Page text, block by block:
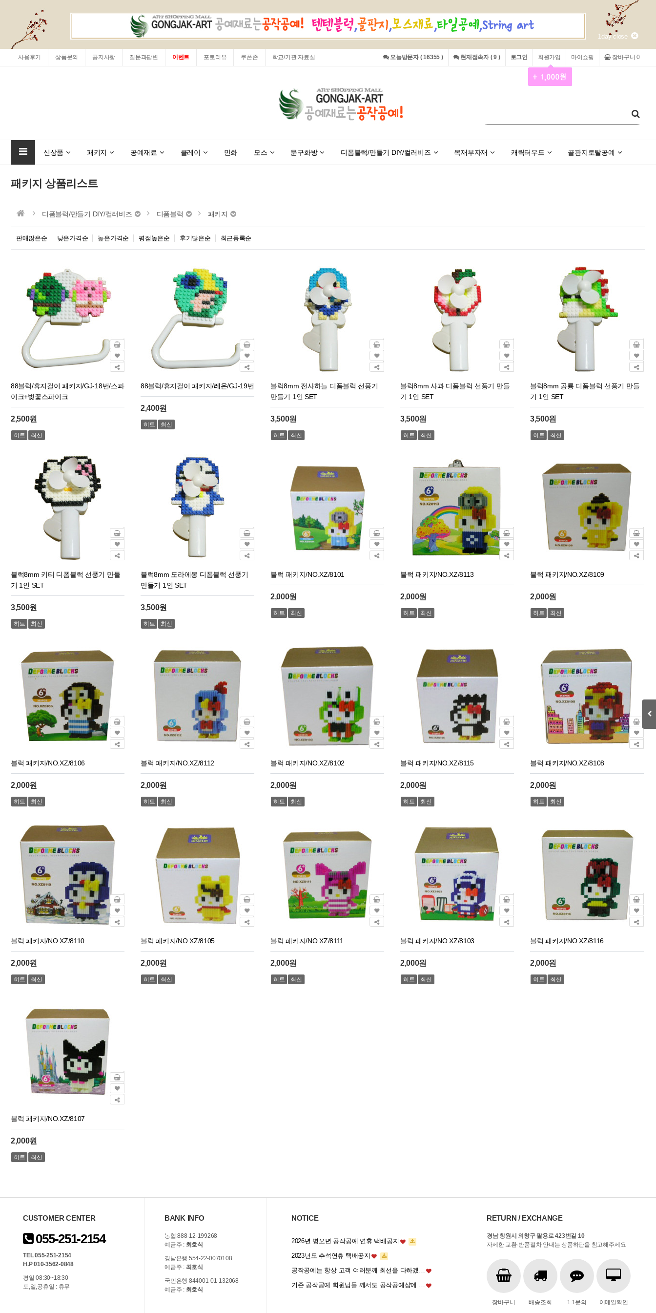
1day close
사용후기 상품문의 공지사항 질문과답변 이벤트 포토리뷰 쿠폰존 학교/기관 자료실 장바구니 0
마이쇼핑
회원가입
로그인
현재접속자 ( 9 )
오늘방문자 ( 16355 )
신상품 패키지 공예재료 클레이 민화 모스 문구화방 디폼블럭/만들기 DIY/컬러비즈 목재부자재 캐릭터우드 골판지토탈공예
패키지 상품리스트
디폼블럭/만들기 DIY/컬러비즈 디폼블럭 패키지
판매많은순 낮은가격순 높은가격순 평점높은순 후기많은순 최근등록순
88블럭/휴지걸이 패키지/GJ-18번/스파
이크+벚꽃스파이크
2,500원
히트 최신
88블럭/휴지걸이 패키지/레온/GJ-19번
2,400원
히트 최신
블럭8mm 전사하늘 디폼블럭 선풍기
만들기 1인 SET
3,500원
히트 최신
블럭8mm 사과 디폼블럭 선풍기 만들
기 1인 SET
3,500원
히트 최신
블럭8mm 공룡 디폼블럭 선풍기 만들
기 1인 SET
3,500원
히트 최신
블럭8mm 키티 디폼블럭 선풍기 만들
기 1인 SET
3,500원
히트 최신
블럭8mm 도라에몽 디폼블럭 선풍기
만들기 1인 SET
3,500원
히트 최신
블럭 패키지/NO.XZ/8101
2,000원
히트 최신
블럭 패키지/NO.XZ/8113
2,000원
히트 최신
블럭 패키지/NO.XZ/8109
2,000원
히트 최신
블럭 패키지/NO.XZ/8106
2,000원
히트 최신
블럭 패키지/NO.XZ/8112
2,000원
히트 최신
블럭 패키지/NO.XZ/8102
2,000원
히트 최신
블럭 패키지/NO.XZ/8115
2,000원
히트 최신
블럭 패키지/NO.XZ/8108
2,000원
히트 최신
블럭 패키지/NO.XZ/8110
2,000원
히트 최신
블럭 패키지/NO.XZ/8105
2,000원
히트 최신
블럭 패키지/NO.XZ/8111
2,000원
히트 최신
블럭 패키지/NO.XZ/8103
2,000원
히트 최신
블럭 패키지/NO.XZ/8116
2,000원
히트 최신
블럭 패키지/NO.XZ/8107
2,000원
히트 최신
CUSTOMER CENTER
055-251-2154
TEL 055-251-2154
H.P 010-3562-0848
평일 08:30~18:30
토,일,공휴일 : 휴무
BANK INFO
농협:888-12-199268
예금주 : 최호식
경남은행 554-22-0070108
예금주 : 최호식
국민은행 844001-01-132068
예금주 : 최호식
NOTICE
2026년 병오년 공작공예 연휴 택배공지
2023년도 추석연휴 택배공지
공작공예는 항상 고객 여러분께 최선을 다하겠…
기존 공작공예 회원님들 께서도 공작공예샵에 …
RETURN / EXCHANGE
경남 창원시 의창구 팔용로 423번길 10
자세한 교환·반품절차 안내는 상품하단을 참고해주세요
장바구니 배송조회 1:1문의 이메일확인